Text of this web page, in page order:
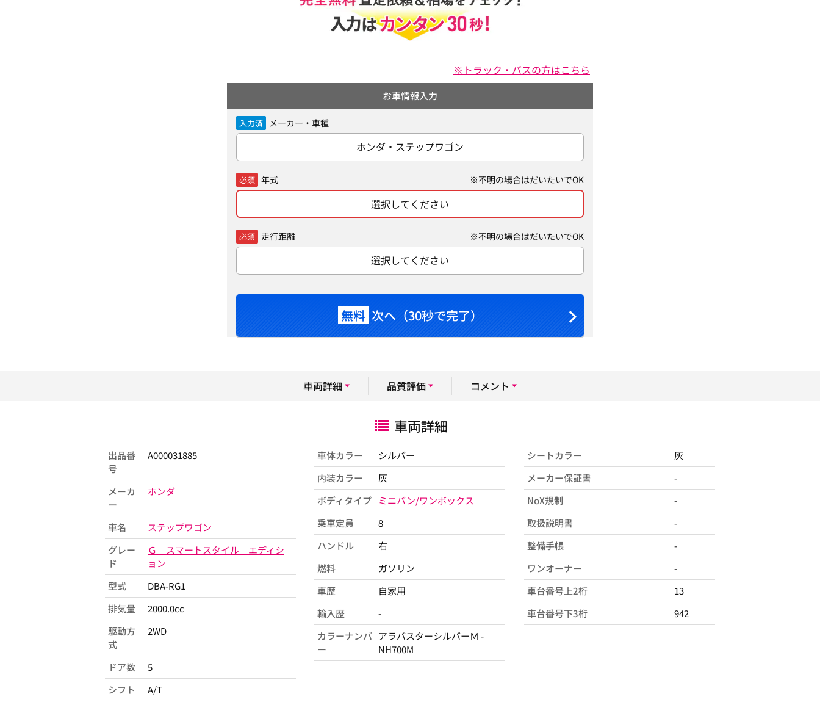
※トラック・バスの方はこちら
お車情報入力
入力済 メーカー・車種
ホンダ・ステップワゴン
必須 年式 ※不明の場合はだいたいでOK
選択してください
必須 走行距離 ※不明の場合はだいたいでOK
選択してください
無料 次へ（30秒で完了）
車両詳細 品質評価 コメント
車両詳細
出品番
号
A000031885
メーカ
ー
ホンダ
車名
ステップワゴン
グレー
ド
Ｇ スマートスタイル エディシ
ョン
型式
DBA-RG1
排気量
2000.0cc
駆動方
式
2WD
ドア数
5
シフト
A/T
車体カラー
シルバー
内装カラー
灰
ボディタイプ
ミニバン/ワンボックス
乗車定員
8
ハンドル
右
燃料
ガソリン
車歴
自家用
輸入歴
-
カラーナンバ
ー
アラバスターシルバーＭ -
NH700M
シートカラー
灰
メーカー保証書
-
NoX規制
-
取扱説明書
-
整備手帳
-
ワンオーナー
-
車台番号上2桁
13
車台番号下3桁
942